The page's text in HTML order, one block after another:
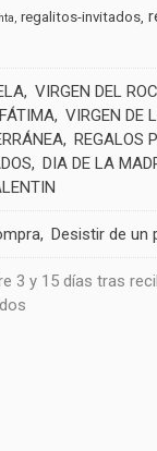
regalitos-invitados
VIRGEN DEL
VIRGEN DE
REGALOS
DIA DE LA
Desistir de un
3 y 15 días tras